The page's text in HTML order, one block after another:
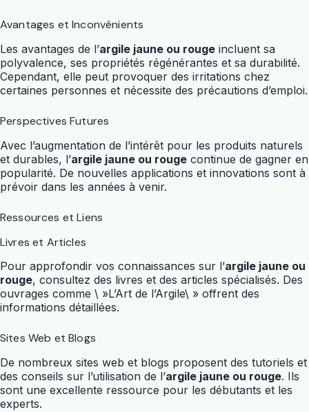
Avantages et Inconvénients
Les avantages de l’argile jaune ou rouge incluent sa
polyvalence, ses propriétés régénérantes et sa durabilité.
Cependant, elle peut provoquer des irritations chez
certaines personnes et nécessite des précautions d’emploi.
Perspectives Futures
Avec l’augmentation de l’intérêt pour les produits naturels
et durables, l’argile jaune ou rouge continue de gagner en
popularité. De nouvelles applications et innovations sont à
prévoir dans les années à venir.
Ressources et Liens
Livres et Articles
Pour approfondir vos connaissances sur l’argile jaune ou
rouge, consultez des livres et des articles spécialisés. Des
ouvrages comme \ »L’Art de l’Argile\ » offrent des
informations détaillées.
Sites Web et Blogs
De nombreux sites web et blogs proposent des tutoriels et
des conseils sur l’utilisation de l’argile jaune ou rouge. Ils
sont une excellente ressource pour les débutants et les
experts.